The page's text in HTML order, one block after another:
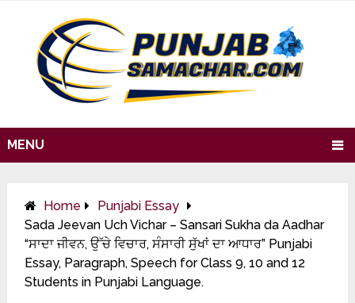
MENU
Home
Punjabi Essay
Sada Jeevan Uch Vichar – Sansari Sukha da Aadhar
“ਸਾਦਾ ਜੀਵਨ, ਉੱਚੇ ਵਿਚਾਰ, ਸੰਸਾਰੀ ਸੁੱਖਾਂ ਦਾ ਆਧਾਰ” Punjabi
Essay, Paragraph, Speech for Class 9, 10 and 12
Students in Punjabi Language.